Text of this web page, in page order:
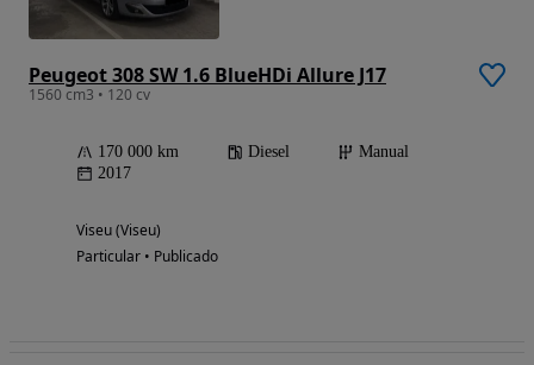
Peugeot 308 SW 1.6 BlueHDi Allure J17
1560 cm3 • 120 cv
170 000 km Diesel
Manual
2017
Viseu (Viseu)
Particular • Publicado